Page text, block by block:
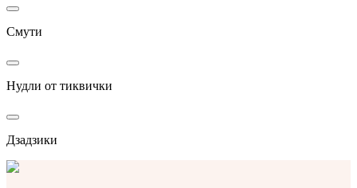
Смути
Нудли от тиквички
Дзадзики